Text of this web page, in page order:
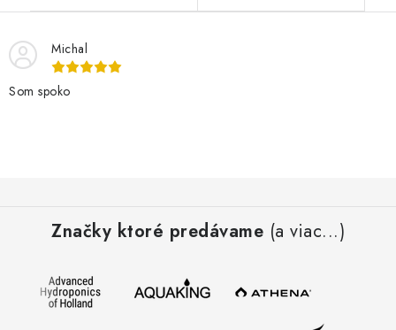
Michal
Som spoko
Značky ktoré predávame (a viac...)